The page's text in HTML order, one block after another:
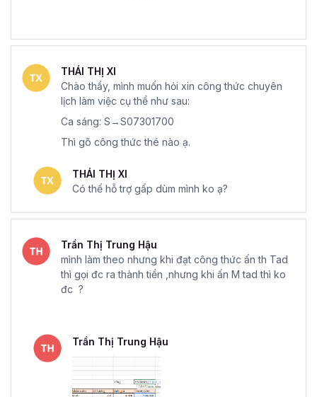
THÁI THỊ XI
Chào thầy, mình muốn hỏi xin công thức chuyên
lịch làm việc cụ thể như sau:
Ca sáng: S→S07301700
Thì gõ công thức thé nào ạ.
THÁI THỊ XI
Có thế hỗ trợ gấp dùm mình ko ạ?
Trần Thị Trung Hậu
mình làm theo nhưng khi đạt công thức ấn th Tad
thì gọi đc ra thành tiền ,nhưng khi ấn M tad thì ko
đc ?
Trần Thị Trung Hậu